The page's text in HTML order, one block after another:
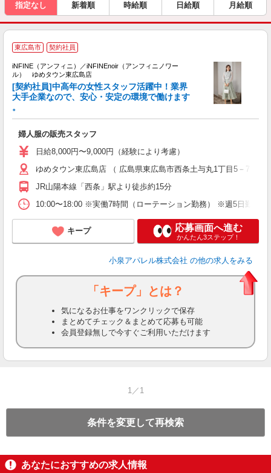
指定なし 新着順 時給順 日給順 月給順
東広島市 契約社員
iNFINE（アンフィニ）／iNFINEnoir（アンフィニノワー
ル） ゆめタウン東広島店
[契約社員]中高年の女性スタッフ活躍中！業界
大手企業なので、安心・安定の環境で働けます
。
婦人服の販売スタッフ
日給8,000円〜9,000円（経験により考慮）
ゆめタウン東広島店 （ 広島県東広島市西条土与丸1丁目5－7）
JR山陽本線「西条」駅より徒歩約15分
10:00〜18:00 ※実働7時間（ローテーション勤務） ※週5日勤務
キープ 応募画面へ進む
かんたん3ステップ！
小泉アパレル株式会社 の他の求人をみる
「キープ」とは？
気になるお仕事をワンクリックで保存
まとめてチェック＆まとめて応募も可能
会員登録無しで今すぐご利用いただけます
1／1
条件を変更して再検索
あなたにおすすめの求人情報